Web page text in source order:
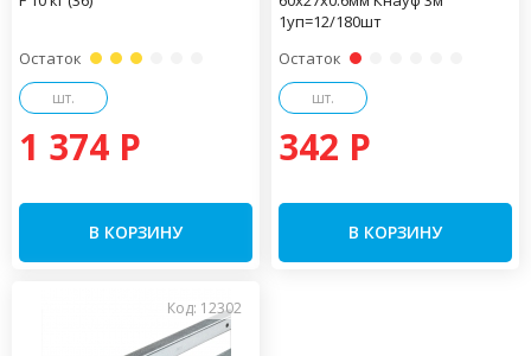
Остаток
шт.
1 374 P
В КОРЗИНУ
1уп=12/180шт
Остаток
шт.
342 P
В КОРЗИНУ
Код: 12302